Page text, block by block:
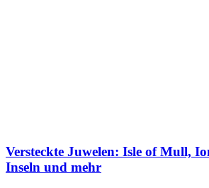
Versteckte Juwelen: Isle of Mull,
Inseln und mehr